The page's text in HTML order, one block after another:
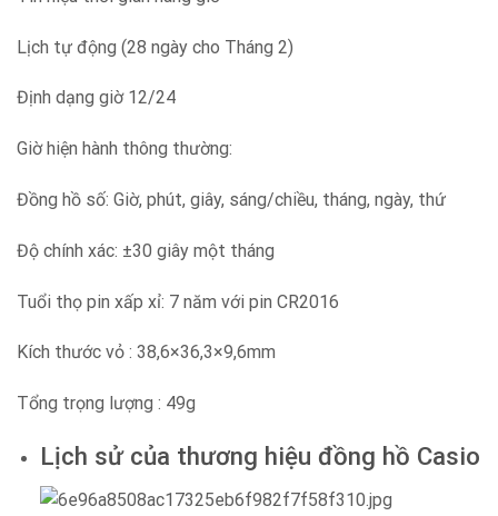
Lịch tự động (28 ngày cho Tháng 2)
Định dạng giờ 12/24
Giờ hiện hành thông thường:
Đồng hồ số: Giờ, phút, giây, sáng/chiều, tháng, ngày, thứ
Độ chính xác: ±30 giây một tháng
Tuổi thọ pin xấp xỉ: 7 năm với pin CR2016
Kích thước vỏ : 38,6×36,3×9,6mm
Tổng trọng lượng : 49g
Lịch sử của thương hiệu đồng hồ Casio